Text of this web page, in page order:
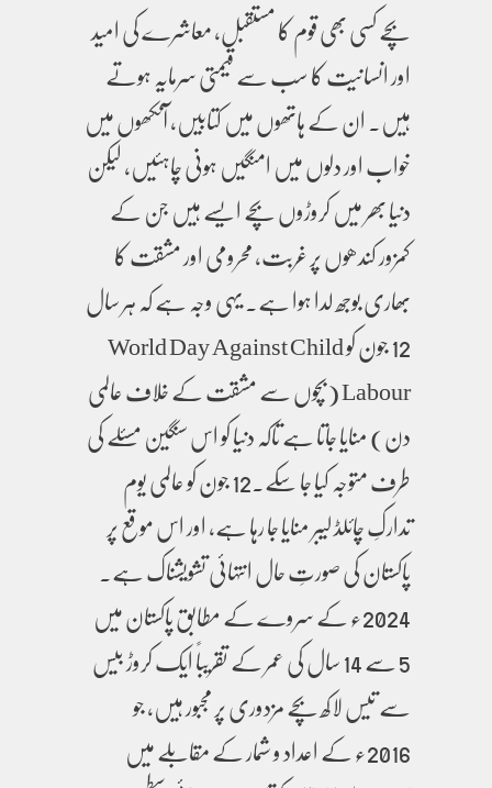
بچے کسی بھی قوم کا مستقبل، معاشرے کی امید
اور انسانیت کا سب سے قیمتی سرمایہ ہوتے
ہیں۔ ان کے ہاتھوں میں کتابیں، آنکھوں میں
خواب اور دلوں میں امنگیں ہونی چاہئیں، لیکن
دنیا بھر میں کروڑوں بچے ایسے ہیں جن کے
کمزور کندھوں پر غربت، محرومی اور مشقت کا
بھاری بوجھ لدا ہوا ہے۔ یہی وجہ ہے کہ ہر سال
12 جون کو World Day Against Child
Labour (بچوں سے مشقت کے خلاف عالمی
دن) منایا جاتا ہے تاکہ دنیا کو اس سنگین مسئلے کی
طرف متوجہ کیا جا سکے۔12 جون کو عالمی یوم
تدارکِ چائلڈ لیبر منایا جا رہا ہے، اور اس موقع پر
پاکستان کی صورتِ حال انتہائی تشویشناک ہے۔
2024ء کے سروے کے مطابق پاکستان میں
5 سے 14 سال کی عمر کے تقریباً ایک کروڑ بیس
سے تیس لاکھ بچے مزدوری پر مجبور ہیں، جو
2016ء کے اعداد و شمار کے مقابلے میں